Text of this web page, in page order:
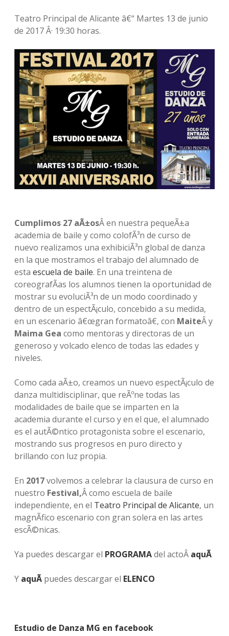
Teatro Principal de Alicante â€“ Martes 13 de junio
de 2017 Â· 19:30 horas.
Cumplimos 27 aÃ±osÂ en nuestra pequeÃ±a
academia de baile y como colofÃ³n de curso de
nuevo realizamos una exhibiciÃ³n global de danza
en la que mostramos el trabajo del alumnado de
esta escuela de baile. En una treintena de
coreografÃ­as los alumnos tienen la oportunidad de
mostrar su evoluciÃ³n de un modo coordinado y
dentro de un espectÃ¡culo, concebido a su medida,
en un escenario â€œgran formatoâ€, con MaiteÂ y
Maima Gea como mentoras y directoras de un
generoso y volcado elenco de todas las edades y
niveles.
Como cada aÃ±o, creamos un nuevo espectÃ¡culo de
danza multidisciplinar, que reÃºne todas las
modalidades de baile que se imparten en la
academia durante el curso y en el que, el alumnado
es el autÃ©ntico protagonista sobre el escenario,
mostrando sus progresos en puro directo y
brillando con luz propia.
En 2017volvemos a celebrar la clausura de curso en
nuestro Festival,Â como escuela de baile
independiente, en el Teatro Principal de Alicante, un
magnÃ­fico escenario con gran solera en las artes
escÃ©nicas.
Ya puedes descargar el PROGRAMAdel actoÂ aquÃ­
Y aquÃ­ puedes descargar el ELENCO
Estudio de Danza MG en facebook